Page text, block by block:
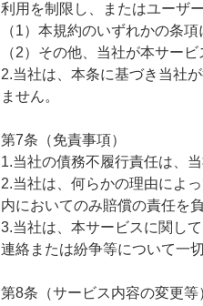
利用を制限し、またはユーザ
（1）本規約のいずれかの条
（2）その他、当社が本サー
2.当社は、本条に基づき当社
ません。
第7条（免責事項）
1.当社の債務不履行責任は、
2.当社は、何らかの理由によ
内においてのみ賠償の責任を
3.当社は、本サービスに関し
連絡または紛争等について一
第8条（サービス内容の変更等